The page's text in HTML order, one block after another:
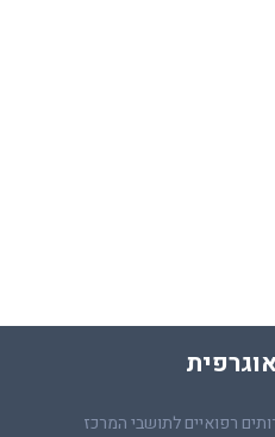
רפואיים לתושבי המרכז